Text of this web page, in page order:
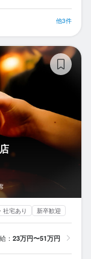
他3件
社宅あり 新卒歓迎
： 23万円〜51万円